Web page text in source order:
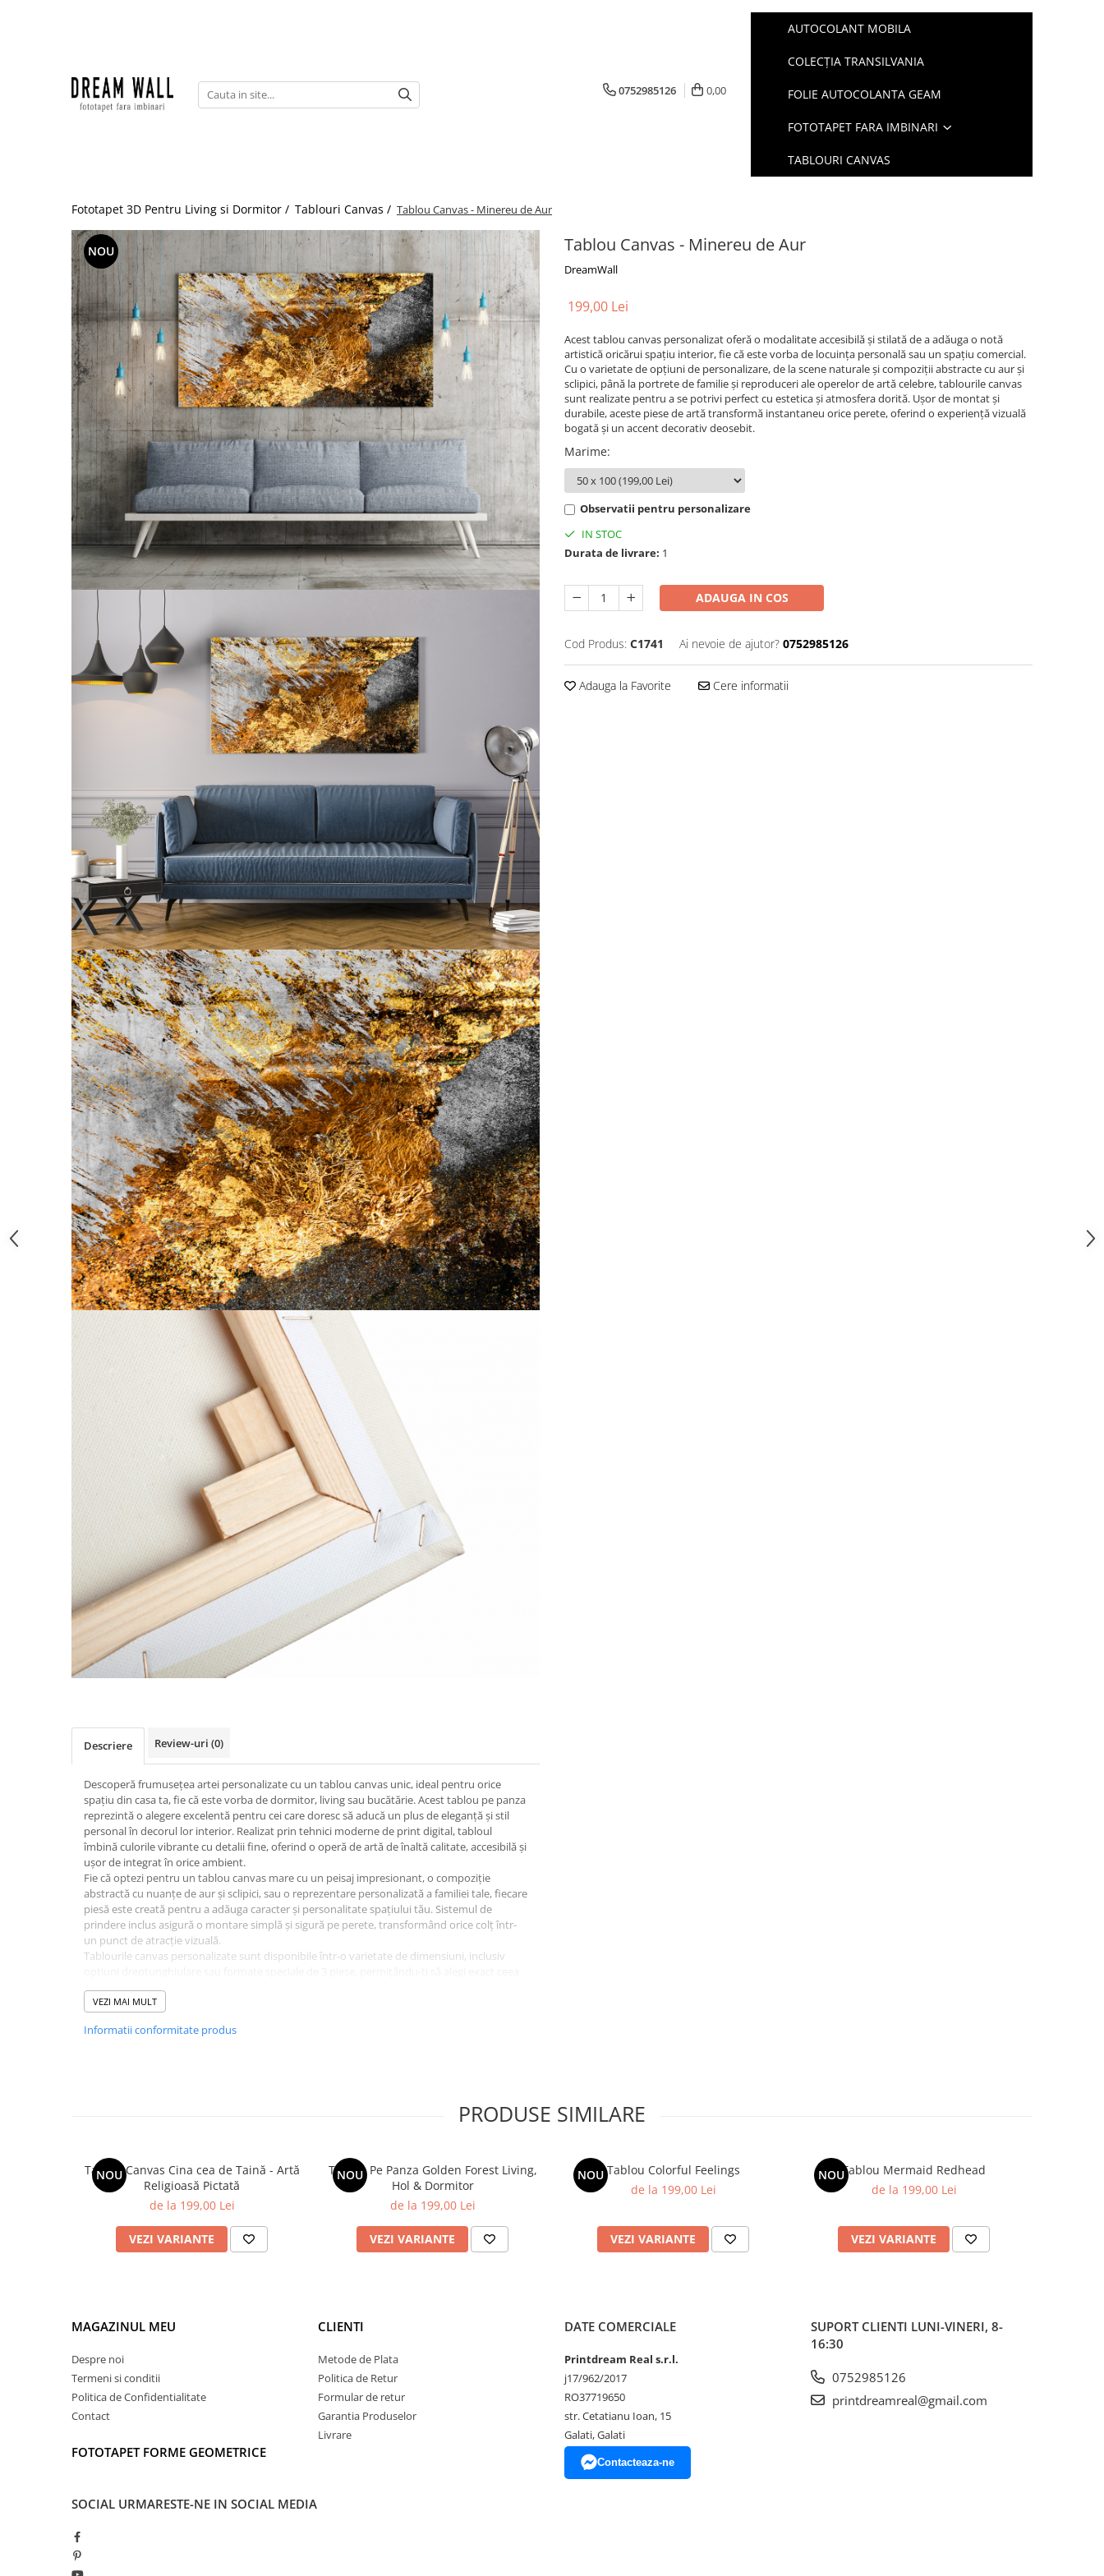
Fototapet 3D
Pentru copii
Watercolor
0752985126 0,00
AUTOCOLANT MOBILA
COLECȚIA TRANSILVANIA
FOLIE AUTOCOLANTA GEAM
FOTOTAPET FARA IMBINARI
TABLOURI CANVAS
Fototapet 3D Pentru Living si Dormitor / Tablouri Canvas / Tablou Canvas - Minereu de Aur
NOU Tablou Canvas - Minereu de Aur
DreamWall
199,00 Lei
Acest tablou canvas personalizat oferă o modalitate accesibilă și stilată de a adăuga o notă
artistică oricărui spațiu interior, fie că este vorba de locuința personală sau un spațiu comercial.
Cu o varietate de opțiuni de personalizare, de la scene naturale și compoziții abstracte cu aur și
sclipici, până la portrete de familie și reproduceri ale operelor de artă celebre, tablourile canvas
sunt realizate pentru a se potrivi perfect cu estetica și atmosfera dorită. Ușor de montat și
durabile, aceste piese de artă transformă instantaneu orice perete, oferind o experiență vizuală
bogată și un accent decorativ deosebit.
Marime:
Observatii pentru personalizare
IN STOC
Durata de livrare: 1
ADAUGA IN COS
Cod Produs: C1741 Ai nevoie de ajutor? 0752985126
Adauga la Favorite Cere informatii
Descriere Review-uri (0)
Descoperă frumusețea artei personalizate cu un tablou canvas unic, ideal pentru orice
spațiu din casa ta, fie că este vorba de dormitor, living sau bucătărie. Acest tablou pe panza
reprezintă o alegere excelentă pentru cei care doresc să aducă un plus de eleganță și stil
personal în decorul lor interior. Realizat prin tehnici moderne de print digital, tabloul
îmbină culorile vibrante cu detalii fine, oferind o operă de artă de înaltă calitate, accesibilă și
ușor de integrat în orice ambient.
Fie că optezi pentru un tablou canvas mare cu un peisaj impresionant, o compoziție
abstractă cu nuanțe de aur și sclipici, sau o reprezentare personalizată a familiei tale, fiecare
piesă este creată pentru a adăuga caracter și personalitate spațiului tău. Sistemul de
prindere inclus asigură o montare simplă și sigură pe perete, transformând orice colț într-
un punct de atracție vizuală.
Tablourile canvas personalizate sunt disponibile într-o varietate de dimensiuni, inclusiv
Timișoara, Iași, Cluj, Constanța, Oradea, Bacău, București sau Sibiu, poți comanda aceste
VEZI MAI MULT
Informatii conformitate produs
PRODUSE SIMILARE
NOU
Tablou Canvas Cina cea de Taină - Artă
Religioasă Pictată
de la 199,00 Lei
VEZI VARIANTE
NOU
Tablou Pe Panza Golden Forest Living,
Hol & Dormitor
de la 199,00 Lei
VEZI VARIANTE
NOUTablou Colorful Feelings
de la 199,00 Lei
VEZI VARIANTE
NOUTablou Mermaid Redhead
de la 199,00 Lei
VEZI VARIANTE
MAGAZINUL MEU
Despre noi
Termeni si conditii
Politica de Confidentialitate
Contact
FOTOTAPET FORME GEOMETRICE
CLIENTI
Metode de Plata
Politica de Retur
Formular de retur
Garantia Produselor
Livrare
DATE COMERCIALE
Printdream Real s.r.l.
j17/962/2017
RO37719650
str. Cetatianu Ioan, 15
Galati, Galati
Contacteaza-ne
SUPORT CLIENTI LUNI-VINERI, 8-
16:30
0752985126
printdreamreal@gmail.com
SOCIAL URMARESTE-NE IN SOCIAL MEDIA